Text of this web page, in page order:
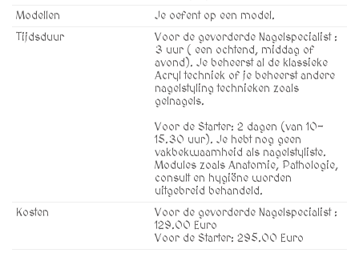
Modellen
Je oefent op een model.
Tijdsduur
Voor de gevorderde Nagelspecialist :
3 uur ( een ochtend, middag of
avond). Je beheerst al de klassieke
Acryl techniek of je beheerst andere
nagelstyling technieken zoals
gelnagels.
Voor de Starter: 2 dagen (van 10-
15.30 uur). Je hebt nog geen
vakbekwaamheid als nagelstyliste.
Modules zoals Anatomie, Pathologie,
consult en hygiëne worden
uitgebreid behandeld.
Kosten
Voor de gevorderde Nagelspecialist :
129.00 Euro
Voor de Starter: 295.00 Euro